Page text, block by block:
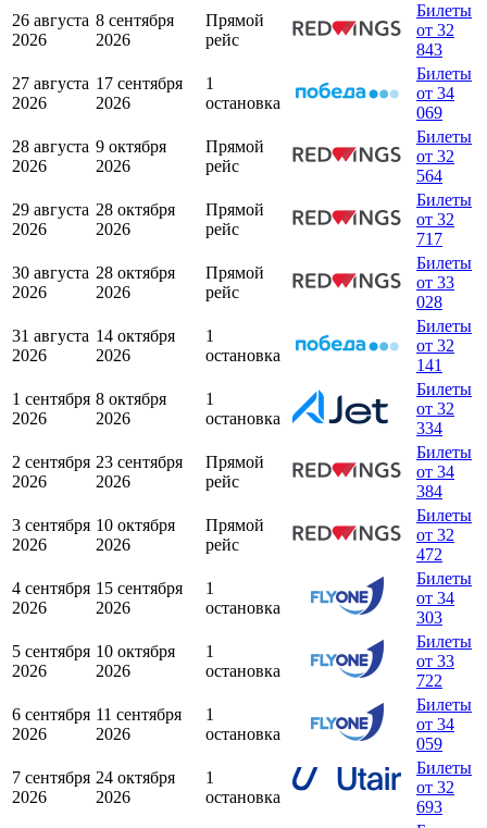
26 августа
2026
8 сентября
2026
Прямой
рейс
Билеты
от 32
843
27 августа
2026
17 сентября
2026
1
остановка
Билеты
от 34
069
28 августа
2026
9 октября
2026
Прямой
рейс
Билеты
от 32
564
29 августа
2026
28 октября
2026
Прямой
рейс
Билеты
от 32
717
30 августа
2026
28 октября
2026
Прямой
рейс
Билеты
от 33
028
31 августа
2026
14 октября
2026
1
остановка
Билеты
от 32
141
1 сентября
2026
8 октября
2026
1
остановка
Билеты
от 32
334
2 сентября
2026
23 сентября
2026
Прямой
рейс
Билеты
от 34
384
3 сентября
2026
10 октября
2026
Прямой
рейс
Билеты
от 32
472
4 сентября
2026
15 сентября
2026
1
остановка
Билеты
от 34
303
5 сентября
2026
10 октября
2026
1
остановка
Билеты
от 33
722
6 сентября
2026
11 сентября
2026
1
остановка
Билеты
от 34
059
7 сентября
2026
24 октября
2026
1
остановка
Билеты
от 32
693